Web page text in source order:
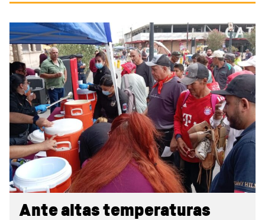
Ante altas temperaturas
Primary
Sidebar